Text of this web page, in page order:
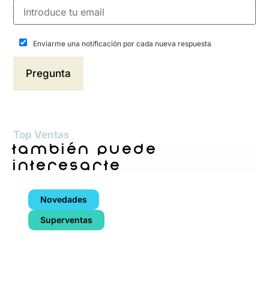
Enviarme una notificación por cada nueva respuesta
Top Ventas
también puede
interesarte
Novedades
Superventas